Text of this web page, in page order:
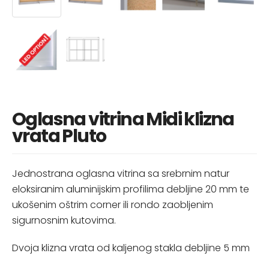
Oglasna vitrina Midi klizna
vrata Pluto
Jednostrana oglasna vitrina sa srebrnim natur
eloksiranim aluminijskim profilima debljine 20 mm te
ukošenim oštrim corner ili rondo zaobljenim
sigurnosnim kutovima.
Dvoja klizna vrata od kaljenog stakla debljine 5 mm